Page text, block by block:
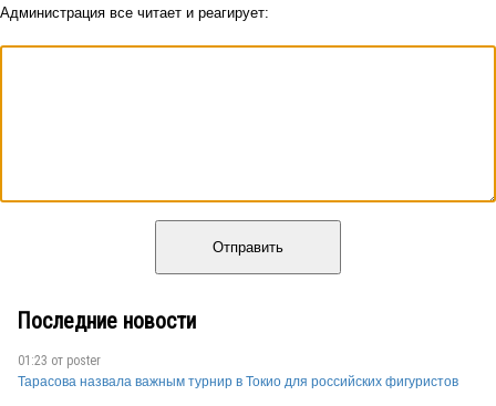
Администрация все читает и реагирует:
Отправить
Последние новости
01:23 от poster
Тарасова назвала важным турнир в Токио для российских фигуристов